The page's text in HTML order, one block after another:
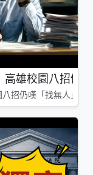
雄校園八招仍
招仍嘆「找無人」